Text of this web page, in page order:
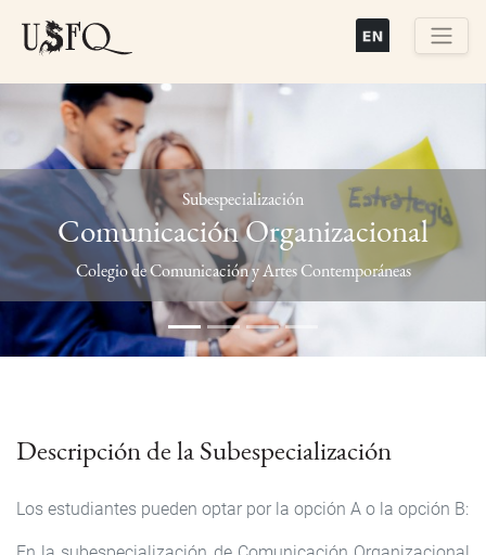
principal
Previous Next
Subespecialización
Comunicación Organizacional
Colegio de Comunicación y Artes Contemporáneas
Descripción de la Subespecialización
Los estudiantes pueden optar por la opción A o la opción B: